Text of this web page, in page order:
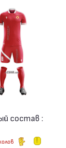
состав :